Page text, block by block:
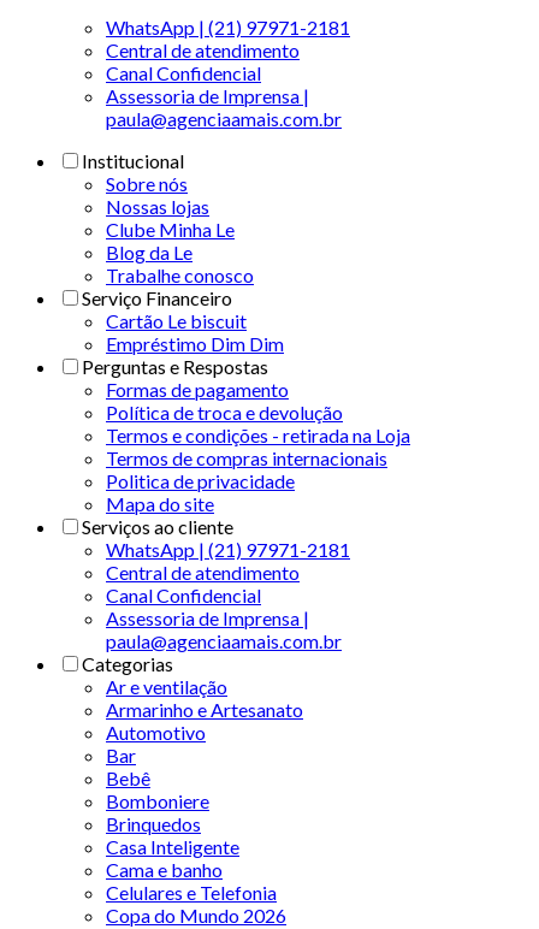
WhatsApp | (21) 97971-2181
Central de atendimento
Canal Confidencial
Assessoria de Imprensa |
paula@agenciaamais.com.br
Institucional
Sobre nós
Nossas lojas
Clube Minha Le
Blog da Le
Trabalhe conosco
Serviço Financeiro
Cartão Le biscuit
Empréstimo Dim Dim
Perguntas e Respostas
Formas de pagamento
Política de troca e devolução
Termos e condições - retirada na Loja
Termos de compras internacionais
Politica de privacidade
Mapa do site
Serviços ao cliente
WhatsApp | (21) 97971-2181
Central de atendimento
Canal Confidencial
Assessoria de Imprensa |
paula@agenciaamais.com.br
Categorias
Ar e ventilação
Armarinho e Artesanato
Automotivo
Bar
Bebê
Bomboniere
Brinquedos
Casa Inteligente
Cama e banho
Celulares e Telefonia
Copa do Mundo 2026